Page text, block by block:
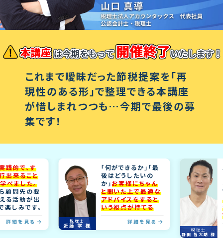
これまで曖昧だった節税提案を「再
現性のある形」で整理できる本講座
が惜しまれつつも…今期で最後の募
集です！
で、す
来ること
ました。
問先の要
活動が出
みです。
細を見る 税理士
近藤 学 様
「何ができるか」「最
後はどうしたいの
か」お客様にちゃん
と聞いた上で最適な
アドバイスをすると
いう視点が持てる
詳細を見る
税理士
野田 智大朗 様
メ
い